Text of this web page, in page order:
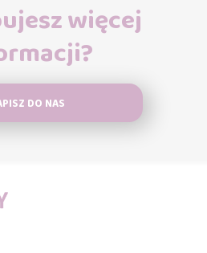
więcej
DO NAS